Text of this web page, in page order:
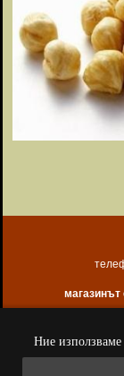
Ние
магазинът